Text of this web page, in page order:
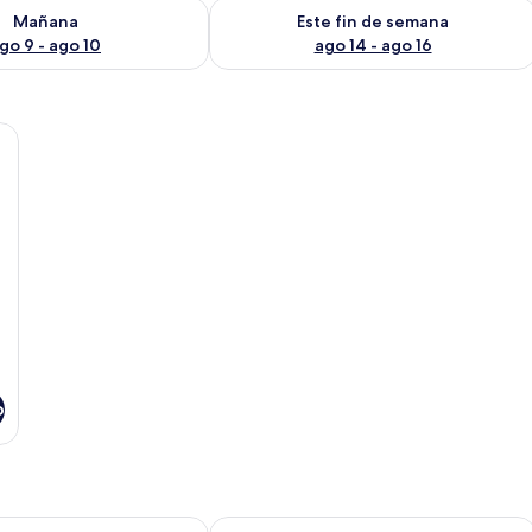
Mañana
9 - ago 10
para mañana ago 9 - ago 10
Este fin de semana
ago 14 - ago 16
Consulta la disponibilidad para este
con canales por cable y televisión